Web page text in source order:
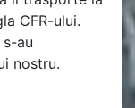
CFR-ului.
au
nostru.